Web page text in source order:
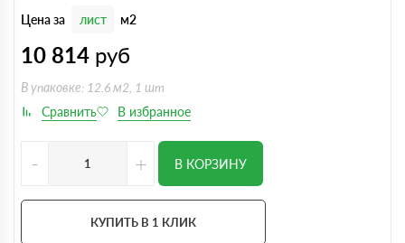
Цена за лист м2
10 814 руб
В упаковке: 12.6 м2, 1 шт
- + В КОРЗИНУ
КУПИТЬ В 1 КЛИК